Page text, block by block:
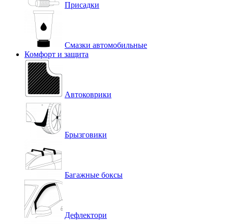
Присадки
Смазки автомобильные
Комфорт и защита
Автоковрики
Брызговики
Багажные боксы
Дефлектори